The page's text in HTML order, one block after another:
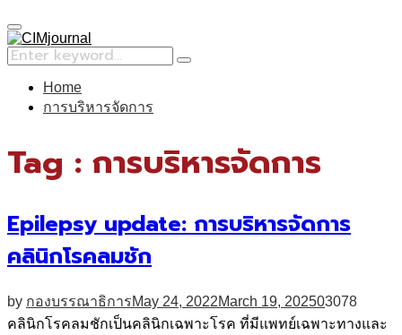
Primary
Menu
Search
for:
Search
Home
การบริหารจัดการ
Tag : การบริหารจัดการ
Epilepsy update: การบริหารจัดการ
คลินิกโรคลมชัก
by กองบรรณาธิการMay 24, 2022March 19, 202503078
คลินิกโรคลมชักเป็นคลินิกเฉพาะโรค ที่มีแพทย์เฉพาะทางและ